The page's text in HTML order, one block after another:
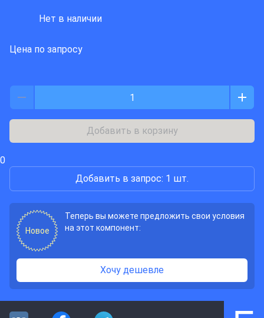
Нет в наличии
Цена по запросу
Добавить в корзину
0
Добавить в запрос: 1 шт.
Новое
Теперь вы можете предложить свои условия
на этот компонент:
Хочу дешевле